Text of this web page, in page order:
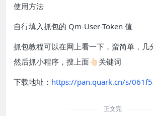
使用方法
自行填入抓包的 Qm-User-Token 值
抓包教程可以在网上看一下，蛮简单，几
然后抓小程序，搜上面👆🏻关键词
下载地址： https://pan.quark.cn/s/
正文完